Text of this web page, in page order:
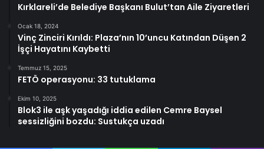
Kırklareli’de Belediye Başkanı Bulut’tan Aile Ziyaretleri
Ocak 18, 2024
Vinç Zinciri Kırıldı: Plaza’nın 10’uncu Katından Düşen 2
İşçi Hayatını Kaybetti
Temmuz 15, 2025
FETÖ operasyonu: 33 tutuklama
Ekim 10, 2025
Blok3 ile aşk yaşadığı iddia edilen Cemre Baysel
sessizliğini bozdu: Sustukça uzadı